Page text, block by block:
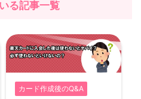
る記事一覧
カード作成後のQ&A